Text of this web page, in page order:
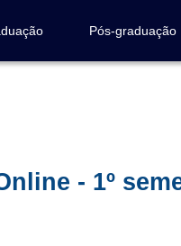
Pós-graduação
- 1º